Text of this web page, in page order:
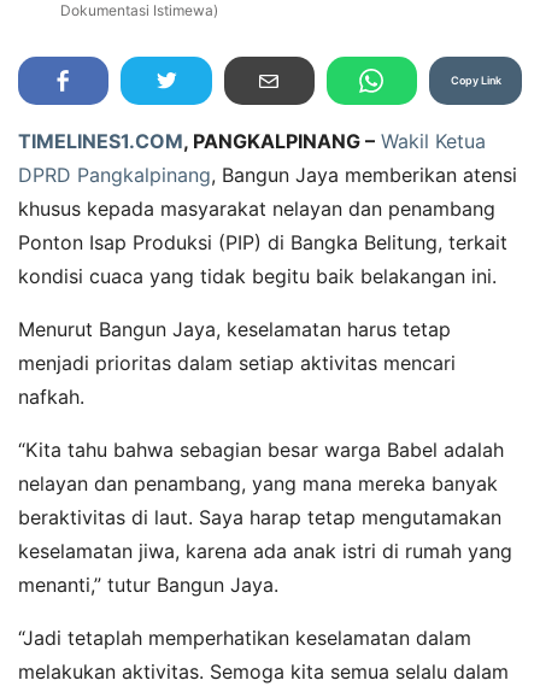
Dokumentasi Istimewa)
Copy Link
TIMELINES1.COM, PANGKALPINANG – Wakil Ketua
DPRD Pangkalpinang, Bangun Jaya memberikan atensi
khusus kepada masyarakat nelayan dan penambang
Ponton Isap Produksi (PIP) di Bangka Belitung, terkait
kondisi cuaca yang tidak begitu baik belakangan ini.
Menurut Bangun Jaya, keselamatan harus tetap
menjadi prioritas dalam setiap aktivitas mencari
nafkah.
“Kita tahu bahwa sebagian besar warga Babel adalah
nelayan dan penambang, yang mana mereka banyak
beraktivitas di laut. Saya harap tetap mengutamakan
keselamatan jiwa, karena ada anak istri di rumah yang
menanti,” tutur Bangun Jaya.
“Jadi tetaplah memperhatikan keselamatan dalam
melakukan aktivitas. Semoga kita semua selalu dalam